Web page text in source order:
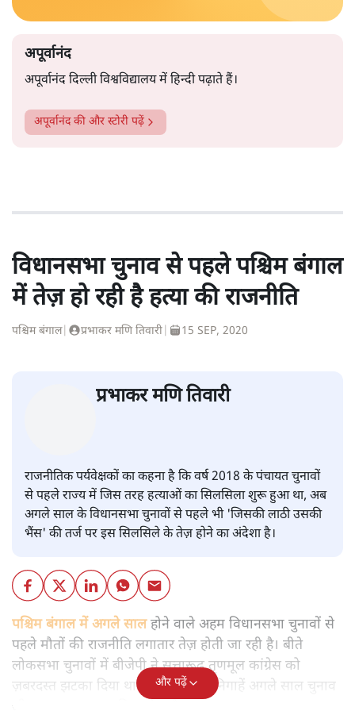
अपूर्वानंद
अपूर्वानंद दिल्ली विश्वविद्यालय में हिन्दी पढ़ाते हैं।
अपूर्वानंदकी और स्टोरी पढ़ें
विधानसभा चुनाव से पहले पश्चिम बंगाल
में तेज़ हो रही है हत्या की राजनीति
पश्चिम बंगाल| प्रभाकर मणि तिवारी 15 SEP, 2020
प्रभाकर मणि तिवारी
राजनीतिक पर्यवेक्षकों का कहना है कि वर्ष 2018 के पंचायत चुनावों
से पहले राज्य में जिस तरह हत्याओं का सिलसिला शुरू हुआ था, अब
अगले साल के विधानसभा चुनावों से पहले भी 'जिसकी लाठी उसकी